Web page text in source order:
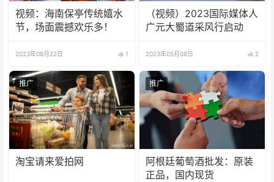
视频：海南保亭传统嬉水
节，场面震撼欢乐多！
2023年08月22日 1
（视频）2023国际媒体人
广元大蜀道采风行启动
2023年05月08日 2
推广
淘宝请来爱拍网
推广
阿根廷葡萄酒批发：原装
正品，国内现货